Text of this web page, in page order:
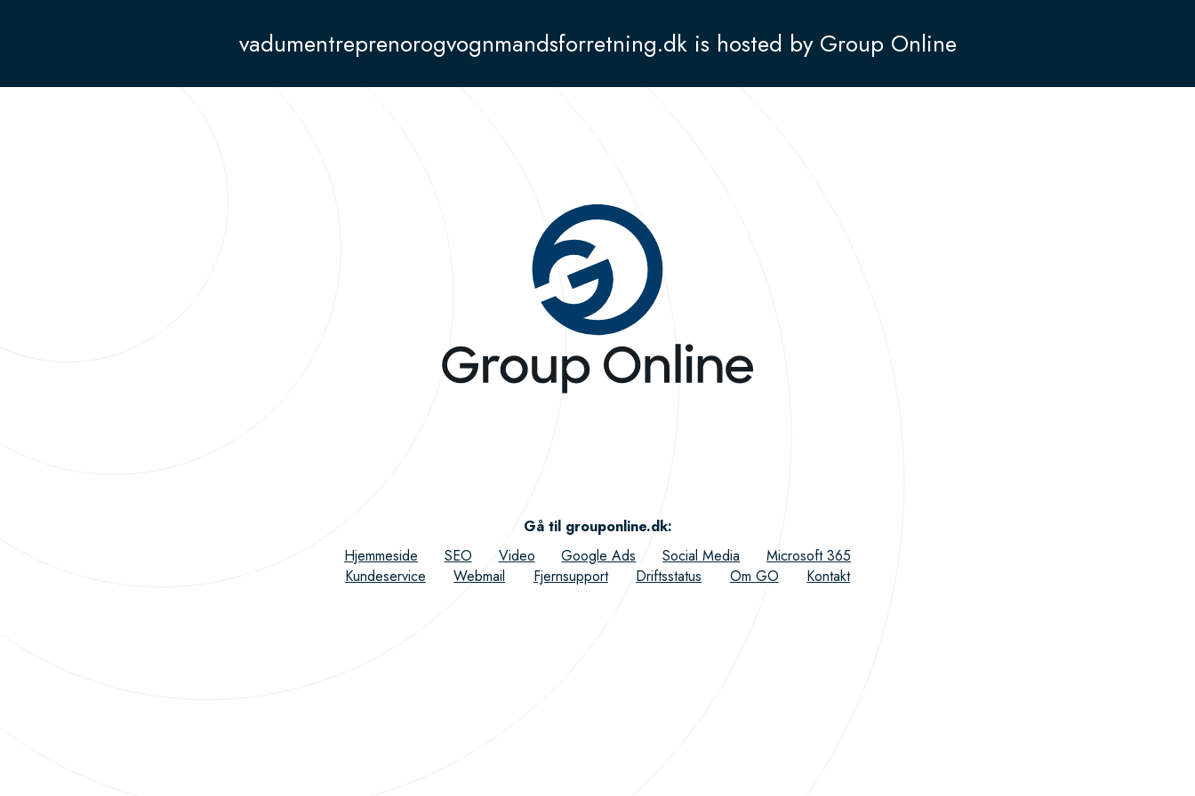
vadumentreprenorogvognmandsforretning.dk is hosted by Group Online
Gå til grouponline.dk:
Hjemmeside
SEO Video Google Ads Social Media
Microsoft 365
Kundeservice
Webmail Fjernsupport Driftsstatus Om GO Kontakt